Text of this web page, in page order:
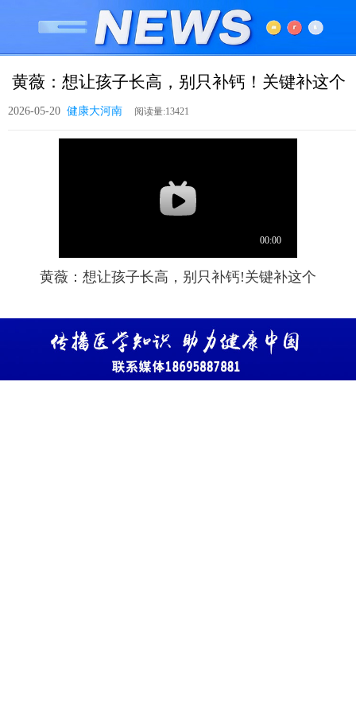
黄薇：想让孩子长高，别只补钙！关键补这个
2026-05-20 健康大河南
黄薇：想让孩子长高，别只补钙!关键补这个